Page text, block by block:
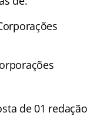
de 01 redação